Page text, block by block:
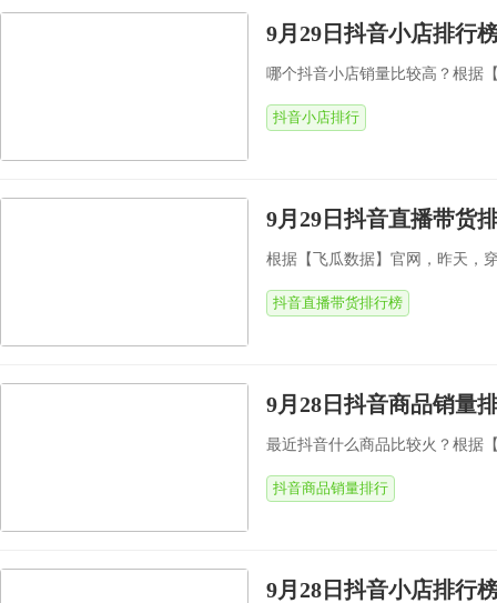
9月29日抖音小店排行
哪个抖音小店销量比较高？根据
抖音小店排行
9月29日抖音直播带货
根据【飞瓜数据】官网，昨天，
抖音直播带货排行榜
9月28日抖音商品销量
最近抖音什么商品比较火？根据
抖音商品销量排行
9月28日抖音小店排行